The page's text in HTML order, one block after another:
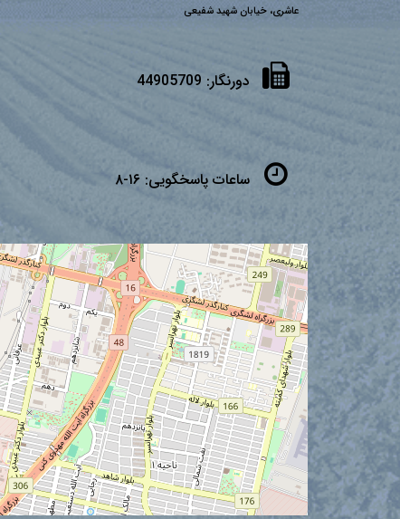
عاشری، خیابان شهید شفیعی
دورنگار: 44905709
ساعات پاسخگویی: ۱۶-۸